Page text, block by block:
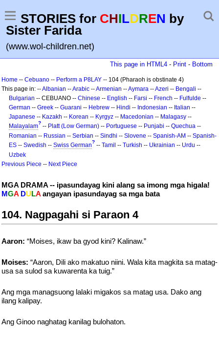
STORIES for CHILDREN by
Sister Farida
(www.wol-children.net)
This page in HTML4 - Print - Bottom
Home -- Cebuano -- Perform a P8LAY -- 104 (Pharaoh is obstinate 4)
This page in: --Albanian --Arabic --Armenian --Aymara --Azeri -- Bengali --
Bulgarian -- CEBUANO -- Chinese -- English -- Farsi -- French -- Fulfulde --
German -- Greek -- Guarani -- Hebrew -- Hindi -- Indonesian -- Italian --
Japanese -- Kazakh -- Korean -- Kyrgyz -- Macedonian -- Malagasy --
Malayalam? -- Platt (Low German) -- Portuguese -- Punjabi -- Quechua --
Romanian -- Russian -- Serbian -- Sindhi -- Slovene -- Spanish-AM -- Spanish-
ES -- Swedish -- Swiss German? -- Tamil -- Turkish -- Ukrainian -- Urdu --
Uzbek
Previous Piece -- Next Piece
MGA DRAMA -- ipasundayag kini alang sa imong mga higala!
MGA DULA angayan ipasundayag sa mga bata
104. Nagpagahi si Paraon 4
Aaron: “Moises, ikaw ba gyod kini? Kalinaw.”
Moises: “Aaron, Dili ako makatuo niini. Wala kita magkita sa matag-
usa sa sulod sa kuwarenta ka tuig.”
Ang mga managsuong lalaki migakos sa matag usa. Dako ang
ilang kalipay.
Ang Ginoo naghatag kanilag bulohaton.